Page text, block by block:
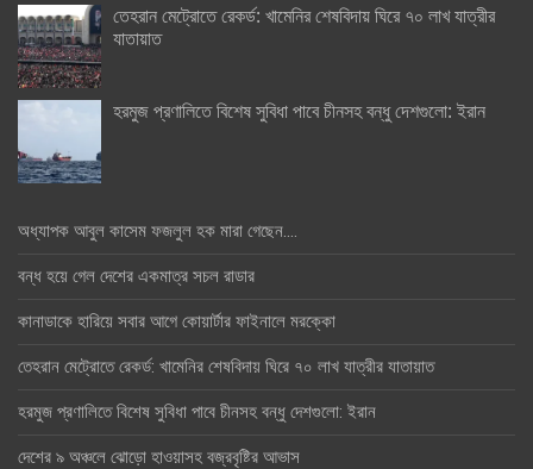
তেহরান মেট্রোতে রেকর্ড: খামেনির শেষবিদায় ঘিরে ৭০ লাখ যাত্রীর
যাতায়াত
হরমুজ প্রণালিতে বিশেষ সুবিধা পাবে চীনসহ বন্ধু দেশগুলো: ইরান
অধ্যাপক আবুল কাসেম ফজলুল হক মারা গেছেন….
বন্ধ হয়ে গেল দেশের একমাত্র সচল রাডার
কানাডাকে হারিয়ে সবার আগে কোয়ার্টার ফাইনালে মরক্কো
তেহরান মেট্রোতে রেকর্ড: খামেনির শেষবিদায় ঘিরে ৭০ লাখ যাত্রীর যাতায়াত
হরমুজ প্রণালিতে বিশেষ সুবিধা পাবে চীনসহ বন্ধু দেশগুলো: ইরান
দেশের ৯ অঞ্চলে ঝোড়ো হাওয়াসহ বজ্রবৃষ্টির আভাস